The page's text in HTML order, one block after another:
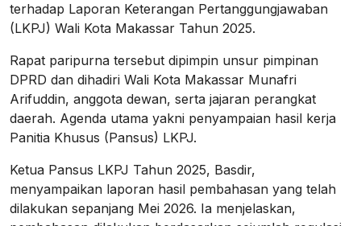
terhadap Laporan Keterangan Pertanggungjawaban
(LKPJ) Wali Kota Makassar Tahun 2025.
Rapat paripurna tersebut dipimpin unsur pimpinan
DPRD dan dihadiri Wali Kota Makassar Munafri
Arifuddin, anggota dewan, serta jajaran perangkat
daerah. Agenda utama yakni penyampaian hasil kerja
Panitia Khusus (Pansus) LKPJ.
Ketua Pansus LKPJ Tahun 2025, Basdir,
menyampaikan laporan hasil pembahasan yang telah
dilakukan sepanjang Mei 2026. Ia menjelaskan,